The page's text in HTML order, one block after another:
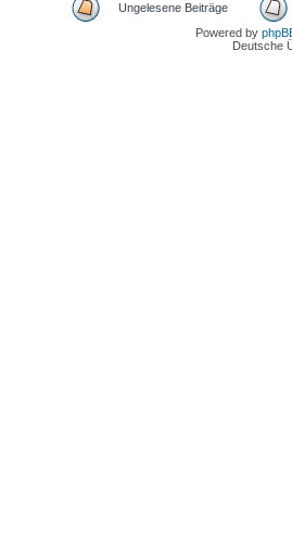
Ungelesene Beiträge
Powered by
Deutsche